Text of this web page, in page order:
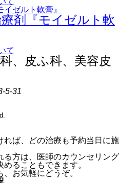
剤『モイゼルト軟
て
、皮ふ科、美容皮
5-31
れば、どの治療も予約当日に施
る方は、医師のカウンセリング
ることもできます。
お気軽にどうぞ。